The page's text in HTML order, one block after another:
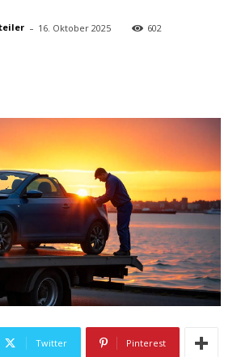
- 16. Oktober 2025 602
Twitter Pinterest